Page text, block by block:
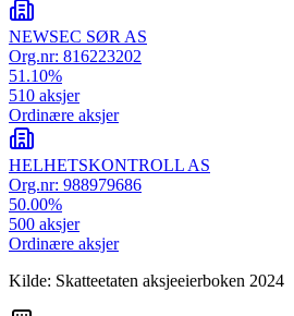
NEWSEC SØR AS
Org.nr: 816223202
51.10%
510 aksjer
Ordinære aksjer
HELHETSKONTROLL AS
Org.nr: 988979686
50.00%
500 aksjer
Ordinære aksjer
Kilde: Skatteetaten aksjeeierboken 2024